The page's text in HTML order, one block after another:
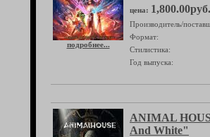
подробнее...
цена: 1,800.00руб.
Производитель/
Формат:
Стилистика:
Год выпуска:
ANIMAL
And White"